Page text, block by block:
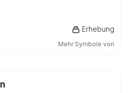
Erhebung
Mehr Symbole von